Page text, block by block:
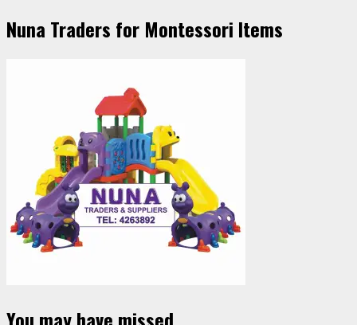
Nuna Traders for Montessori Items